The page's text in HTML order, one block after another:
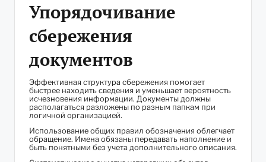
Упорядочивание
сбережения
документов
Эффективная структура сбережения помогает
быстрее находить сведения и уменьшает вероятность
исчезновения информации. Документы должны
располагаться разложены по разным папкам при
логичной организацией.
Использование общих правил обозначения облегчает
обращение. Имена обязаны передавать наполнение и
быть понятными без учета дополнительного описания.